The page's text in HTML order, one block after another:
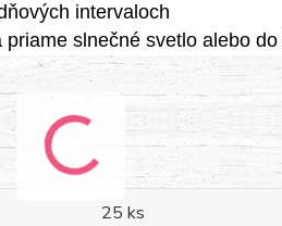
intervaloch
priame slnečné svetlo alebo
25 ks